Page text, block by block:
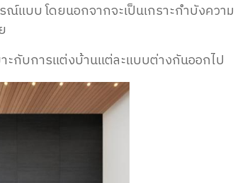
ณ์แบบ โดยนอกจากจะเป็นเกราะกำบังควา
ะกับการแต่งบ้านแต่ละแบบต่างกันออกไป